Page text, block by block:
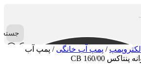
الکتروپمپ / پمپ آب خانگی / پمپ آب